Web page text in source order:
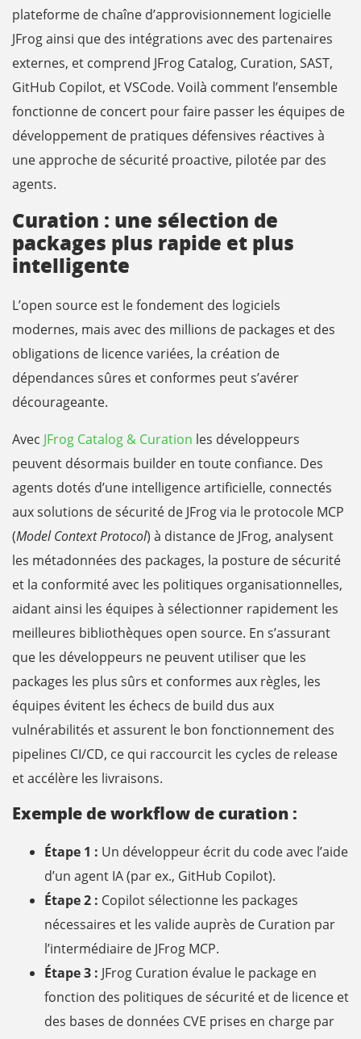
plateforme de chaîne d’approvisionnement logicielle
JFrog ainsi que des intégrations avec des partenaires
externes, et comprend JFrog Catalog, Curation, SAST,
GitHub Copilot, et VSCode. Voilà comment l’ensemble
fonctionne de concert pour faire passer les équipes de
développement de pratiques défensives réactives à
une approche de sécurité proactive, pilotée par des
agents.
Curation : une sélection de
packages plus rapide et plus
intelligente
L’open source est le fondement des logiciels
modernes, mais avec des millions de packages et des
obligations de licence variées, la création de
dépendances sûres et conformes peut s’avérer
décourageante.
Avec JFrog Catalog & Curation les développeurs
peuvent désormais builder en toute confiance. Des
agents dotés d’une intelligence artificielle, connectés
aux solutions de sécurité de JFrog via le protocole MCP
(Model Context Protocol) à distance de JFrog, analysent
les métadonnées des packages, la posture de sécurité
et la conformité avec les politiques organisationnelles,
aidant ainsi les équipes à sélectionner rapidement les
meilleures bibliothèques open source. En s’assurant
que les développeurs ne peuvent utiliser que les
packages les plus sûrs et conformes aux règles, les
équipes évitent les échecs de build dus aux
vulnérabilités et assurent le bon fonctionnement des
pipelines CI/CD, ce qui raccourcit les cycles de release
et accélère les livraisons.
Exemple de workflow de curation :
Étape 1 : Un développeur écrit du code avec l’aide
d’un agent IA (par ex., GitHub Copilot).
Étape 2 : Copilot sélectionne les packages
nécessaires et les valide auprès de Curation par
l’intermédiaire de JFrog MCP.
Étape 3 : JFrog Curation évalue le package en
fonction des politiques de sécurité et de licence et
des bases de données CVE prises en charge par